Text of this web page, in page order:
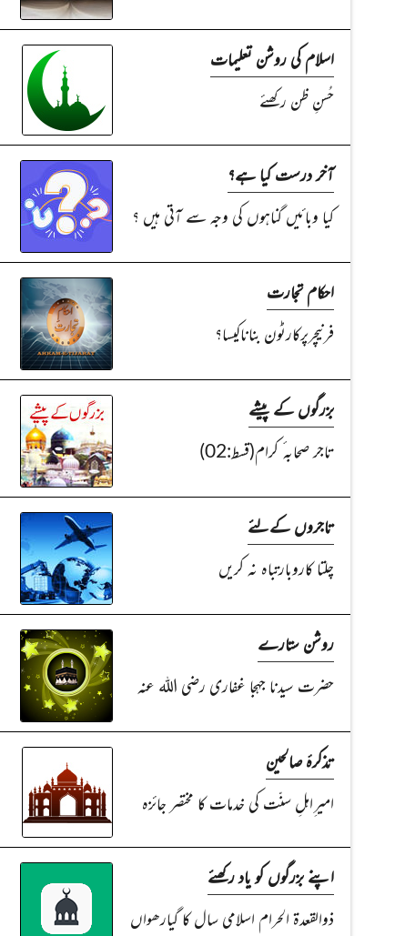
اسلام کی روشن تعلیمات
حُسنِ ظن رکھئے
آخر درست کیا ہے؟
کیا وبائیں گناہوں کی وجہ سے آتی ہیں ؟
احکام تجارت
فرنیچرپرکارٹون بناناکیسا؟
بزرگوں کے پیشے
تاجر صحابہ ٔ کرام(قسط:02)
تاجروں کےلئے
چلتا کاروبارتباہ نہ کریں
روشن ستارے
حضرت سیدنا جہجا غفاری رضی اللہ عنہ
تذکرۂ صالحین
امیر ِاہلِ سنّت کی خدمات کا مختصر جائزہ
اپنے بزرگوں کو یاد رکھئے
ذوالقعدۃ الحرام اسلامی سال کا گیارھواں